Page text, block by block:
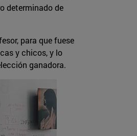
determinado de
para que fuese
y chicos, y lo
ganadora.